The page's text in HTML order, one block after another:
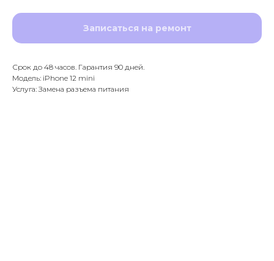
Записаться на ремонт
Срок до 48 часов. Гарантия 90 дней.
Модель: iPhone 12 mini
Услуга: Замена разъема питания